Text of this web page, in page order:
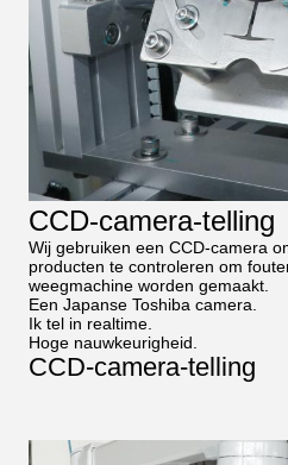
CCD-camera-telling
Wij gebruiken een CCD-camera
producten te controleren om
weegmachine worden gemaakt.
Een Japanse Toshiba camera.
Ik tel in realtime.
Hoge nauwkeurigheid.
CCD-camera-telling